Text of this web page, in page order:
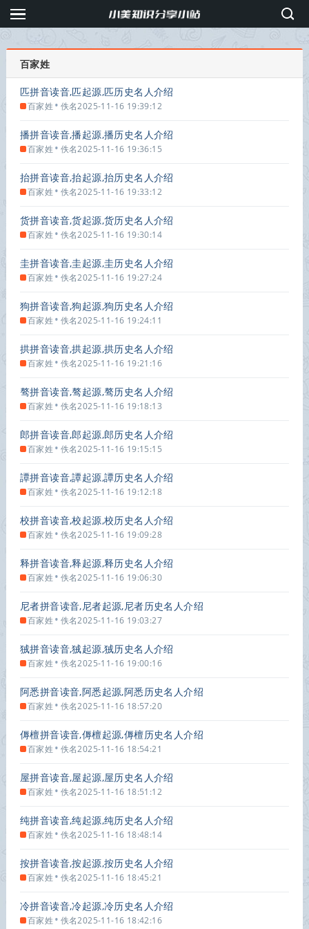
百家姓
匹拼音读音,匹起源,匹历史名人介绍
百家姓 • 佚名2025-11-16 19:39:12
播拼音读音,播起源,播历史名人介绍
百家姓 • 佚名2025-11-16 19:36:15
抬拼音读音,抬起源,抬历史名人介绍
百家姓 • 佚名2025-11-16 19:33:12
货拼音读音,货起源,货历史名人介绍
百家姓 • 佚名2025-11-16 19:30:14
圭拼音读音,圭起源,圭历史名人介绍
百家姓 • 佚名2025-11-16 19:27:24
狗拼音读音,狗起源,狗历史名人介绍
百家姓 • 佚名2025-11-16 19:24:11
拱拼音读音,拱起源,拱历史名人介绍
百家姓 • 佚名2025-11-16 19:21:16
骜拼音读音,骜起源,骜历史名人介绍
百家姓 • 佚名2025-11-16 19:18:13
郎拼音读音,郎起源,郎历史名人介绍
百家姓 • 佚名2025-11-16 19:15:15
譚拼音读音,譚起源,譚历史名人介绍
百家姓 • 佚名2025-11-16 19:12:18
校拼音读音,校起源,校历史名人介绍
百家姓 • 佚名2025-11-16 19:09:28
释拼音读音,释起源,释历史名人介绍
百家姓 • 佚名2025-11-16 19:06:30
尼者拼音读音,尼者起源,尼者历史名人介绍
百家姓 • 佚名2025-11-16 19:03:27
狨拼音读音,狨起源,狨历史名人介绍
百家姓 • 佚名2025-11-16 19:00:16
阿悉拼音读音,阿悉起源,阿悉历史名人介绍
百家姓 • 佚名2025-11-16 18:57:20
傉檀拼音读音,傉檀起源,傉檀历史名人介绍
百家姓 • 佚名2025-11-16 18:54:21
屋拼音读音,屋起源,屋历史名人介绍
百家姓 • 佚名2025-11-16 18:51:12
纯拼音读音,纯起源,纯历史名人介绍
百家姓 • 佚名2025-11-16 18:48:14
按拼音读音,按起源,按历史名人介绍
百家姓 • 佚名2025-11-16 18:45:21
冷拼音读音,冷起源,冷历史名人介绍
百家姓 • 佚名2025-11-16 18:42:16